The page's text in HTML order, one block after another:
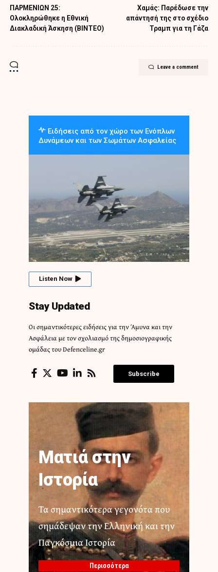
ΠΑΡΜΕΝΙΩΝ 25:
Ολοκληρώθηκε η Εθνική
Διακλαδική Άσκηση (ΒΙΝΤΕΟ)
Χαμάς: Παρέδωσε την
απάντησή της στο σχέδιο
Τραμπ για τη Γάζα
Leave a comment
Ειδήσεις από τον χώρο των Ενόπλων
Δυνάμεων και των Σωμάτων Ασφαλείας
Listen Now
Stay Updated
Οι σημαντικότερες ειδήσεις για την Άμυνα και την
Ασφάλεια με τον σχολιασμό της δημοσιογραφικής
ομάδας του Defenceline.gr
Subscribe
Ματιά στην
Ιστορία
Τα σημαντικότερα γεγονότα που
σημάδεψαν την Ελληνική και την
Παγκόσμια Ιστορία
Περισσότερα